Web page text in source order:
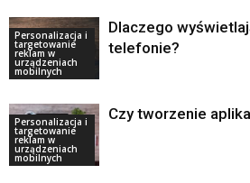
Personalizacja i
targetowanie
reklam w
urządzeniach
mobilnych
Dlaczego
telefonie?
Personalizacja i
targetowanie
reklam w
urządzeniach
mobilnych
Czy tworzenie